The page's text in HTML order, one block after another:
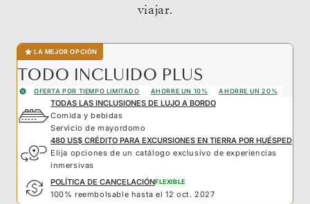
viajar.
LA MEJOR OPCIÓN
TODO INCLUIDO PLUS
OFERTA POR TIEMPO LIMITADO AHORRE UN 10% AHORRE UN 20%
TODAS LAS INCLUSIONES DE LUJO A BORDO
Comida y bebidas
Servicio de mayordomo
480 US$ CRÉDITO PARA EXCURSIONES EN TIERRA POR HUÉSPED
Elija opciones de un catálogo exclusivo de experiencias
inmersivas
POLÍTICA DE CANCELACIÓNFLEXIBLE
100% reembolsable hasta el 12 oct. 2027